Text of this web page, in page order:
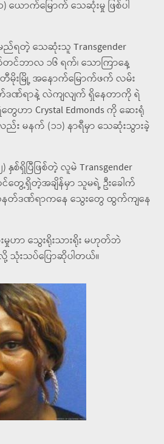
ယောက်မြောက် သေဆုံးမှု ဖြစ်ပါ
ည်ရတဲ့ သေဆုံးသူ Transgender
တင်ဘာလ ၁၆ ရက်၊ သောကြာနေ့
မိုးမြို့ အနောက်မြောက်ဖက် လမ်း
ဒဏ်ရာနဲ့ လဲကျလျက် ရှိနေတာကို ရဲ
ာ Crystal Edmonds ကို ဆေးရုံ
မနက် (၁၁) နာရီမှာ သေဆုံးသွားခဲ့
ရှိပြီဖြစ်တဲ့ လူမဲ Transgender
တွေ့ရှိတဲ့အချိန်မှာ သူမရဲ့ ဦးခေါက်
တ်ဒဏ်ရာကနေ သွေးတွေ ထွက်ကျနေ
းမှုဟာ သွေးရိုးသားရိုး မဟုတ်ဘဲ
းသပ်ပြောဆိုပါတယ်။